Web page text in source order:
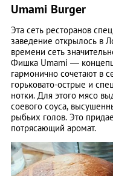
Umami Burger
Эта сеть ресторанов
заведение открылось в
времени сеть
Фишка Umami —
гармонично сочетают в
горьковато-острые и
нотки. Для этого мясо
соевого соуса,
рыбьих голов. Это
потрясающий аромат.